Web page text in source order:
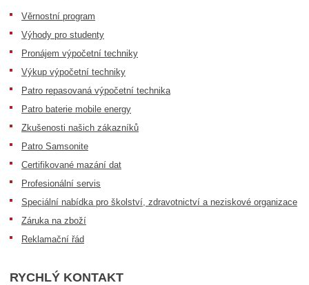
Věrnostní program
Výhody pro studenty
Pronájem výpočetní techniky
Výkup výpočetní techniky
Patro repasovaná výpočetní technika
Patro baterie mobile energy
Zkušenosti našich zákazníků
Patro Samsonite
Certifikované mazání dat
Profesionální servis
Speciální nabídka pro školství, zdravotnictví a neziskové organizace
Záruka na zboží
Reklamační řád
RYCHLÝ KONTAKT